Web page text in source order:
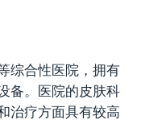
综合性医院，拥有
备。医院的皮肤科
治疗方面具有较高